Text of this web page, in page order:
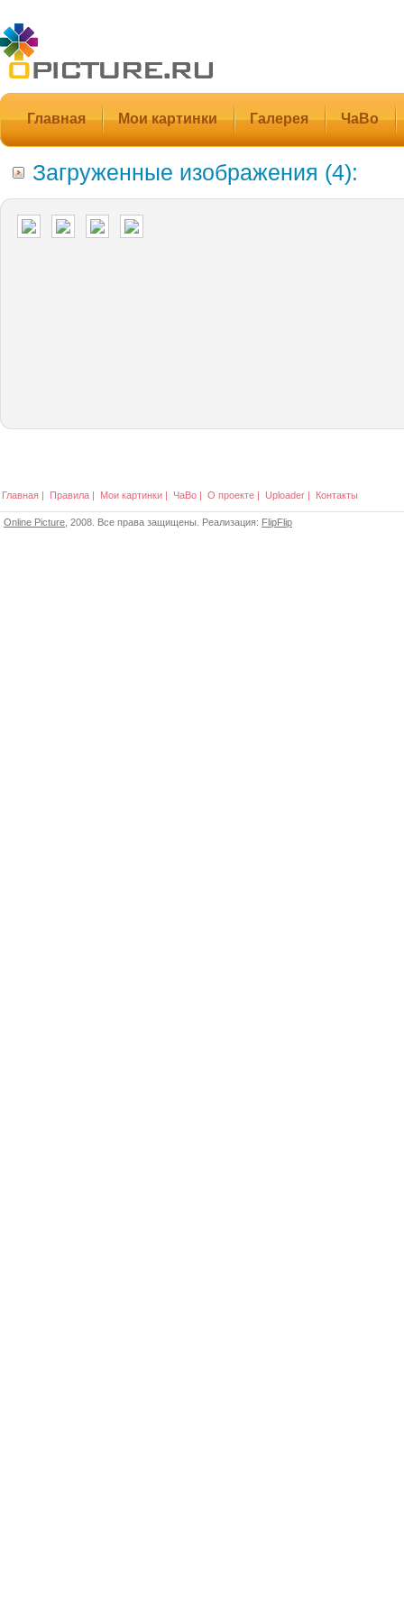
Главная Мои картинки Галерея ЧаВо
Загруженные изображения (4):
Главная | Правила | Мои картинки | ЧаВо | О проекте | Uploader | Контакты
Online Picture , 2008. Все права защищены. Реализация: FlipFlip